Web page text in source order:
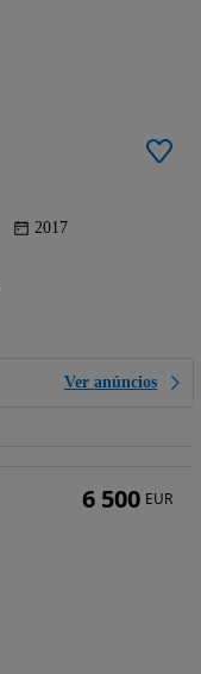
2017
Ver anúncios
6 500 EUR